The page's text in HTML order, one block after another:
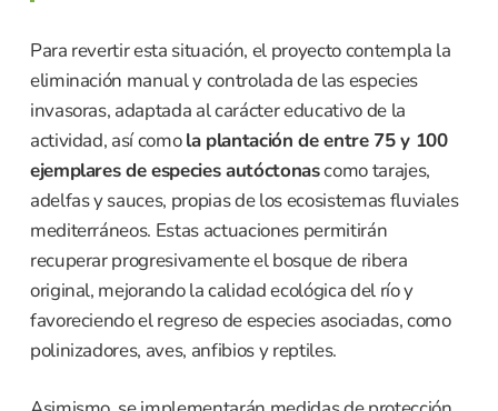
Para revertir esta situación, el proyecto contempla la
eliminación manual y controlada de las especies
invasoras, adaptada al carácter educativo de la
actividad, así comola plantación de entre 75 y 100
ejemplares de especies autóctonascomo tarajes,
adelfas y sauces, propias de los ecosistemas fluviales
mediterráneos. Estas actuaciones permitirán
recuperar progresivamente el bosque de ribera
original, mejorando la calidad ecológica del río y
favoreciendo el regreso de especies asociadas, como
polinizadores, aves, anfibios y reptiles.